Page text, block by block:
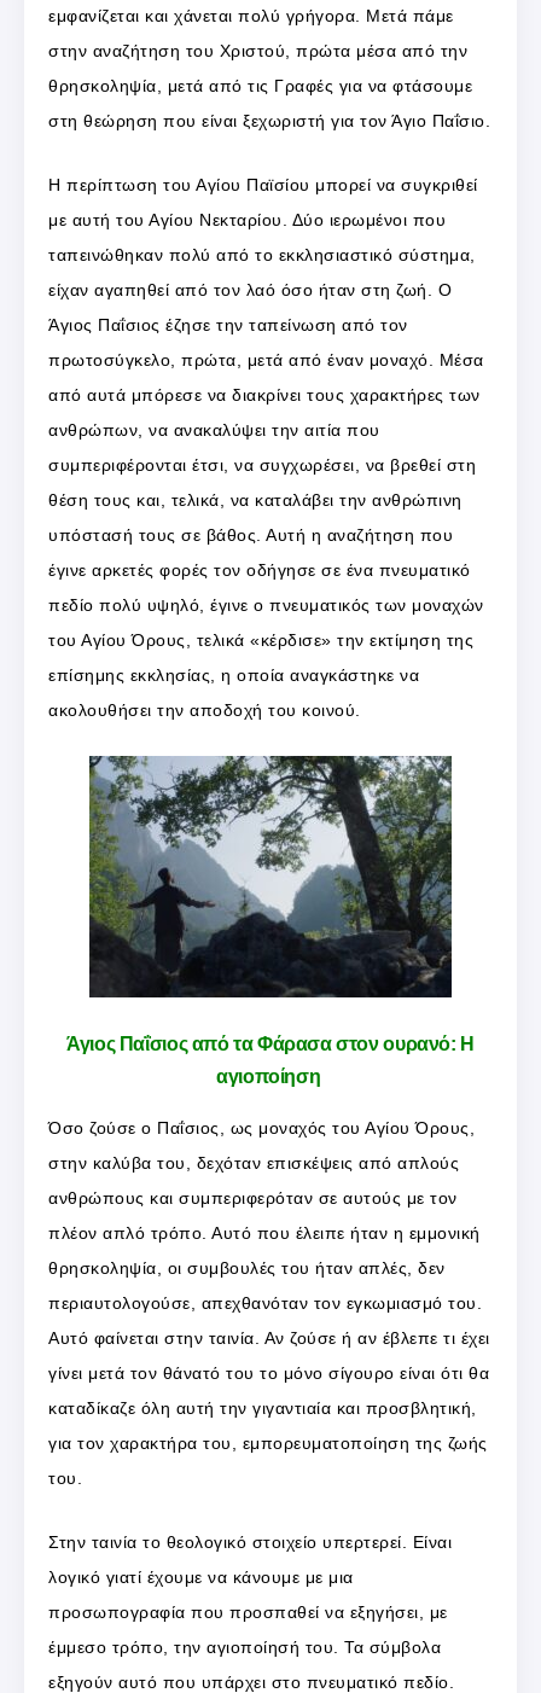
εμφανίζεται και χάνεται πολύ γρήγορα. Μετά πάμε
στην αναζήτηση του Χριστού, πρώτα μέσα από την
θρησκοληψία, μετά από τις Γραφές για να φτάσουμε
στη θεώρηση που είναι ξεχωριστή για τον Άγιο Παΐσιο.
Η περίπτωση του Αγίου Παϊσίου μπορεί να συγκριθεί
με αυτή του Αγίου Νεκταρίου. Δύο ιερωμένοι που
ταπεινώθηκαν πολύ από το εκκλησιαστικό σύστημα,
είχαν αγαπηθεί από τον λαό όσο ήταν στη ζωή. Ο
Άγιος Παΐσιος έζησε την ταπείνωση από τον
πρωτοσύγκελο, πρώτα, μετά από έναν μοναχό. Μέσα
από αυτά μπόρεσε να διακρίνει τους χαρακτήρες των
ανθρώπων, να ανακαλύψει την αιτία που
συμπεριφέρονται έτσι, να συγχωρέσει, να βρεθεί στη
θέση τους και, τελικά, να καταλάβει την ανθρώπινη
υπόστασή τους σε βάθος. Αυτή η αναζήτηση που
έγινε αρκετές φορές τον οδήγησε σε ένα πνευματικό
πεδίο πολύ υψηλό, έγινε ο πνευματικός των μοναχών
του Αγίου Όρους, τελικά «κέρδισε» την εκτίμηση της
επίσημης εκκλησίας, η οποία αναγκάστηκε να
ακολουθήσει την αποδοχή του κοινού.
Άγιος Παΐσιος από τα Φάρασα στον ουρανό: Η
αγιοποίηση
Όσο ζούσε ο Παΐσιος, ως μοναχός του Αγίου Όρους,
στην καλύβα του, δεχόταν επισκέψεις από απλούς
ανθρώπους και συμπεριφερόταν σε αυτούς με τον
πλέον απλό τρόπο. Αυτό που έλειπε ήταν η εμμονική
θρησκοληψία, οι συμβουλές του ήταν απλές, δεν
περιαυτολογούσε, απεχθανόταν τον εγκωμιασμό του.
Αυτό φαίνεται στην ταινία. Αν ζούσε ή αν έβλεπε τι έχει
γίνει μετά τον θάνατό του το μόνο σίγουρο είναι ότι θα
καταδίκαζε όλη αυτή την γιγαντιαία και προσβλητική,
για τον χαρακτήρα του, εμπορευματοποίηση της ζωής
του.
Στην ταινία το θεολογικό στοιχείο υπερτερεί. Είναι
λογικό γιατί έχουμε να κάνουμε με μια
προσωπογραφία που προσπαθεί να εξηγήσει, με
έμμεσο τρόπο, την αγιοποίησή του. Τα σύμβολα
εξηγούν αυτό που υπάρχει στο πνευματικό πεδίο.